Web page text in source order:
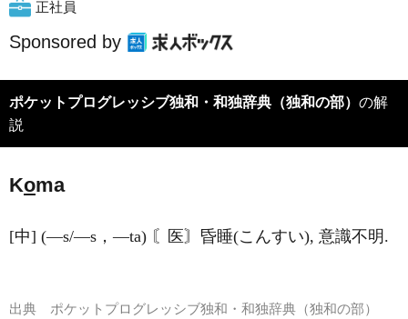
正社員
Sponsored by
ポケットプログレッシブ独和・和独辞典（独和の部） の解
説
Koma
[中] (―s/―s，―ta) 〘医〙昏睡(こんすい), 意識不明.
出典 ポケットプログレッシブ独和・和独辞典（独和の部）